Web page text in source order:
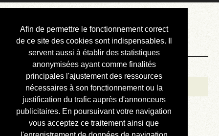
Afin de permettre le fonctionnement correct
de ce site des cookies sont indispensables. Il
servent aussi à établir des statistiques
anonymisées ayant comme finalités
principales l'ajustement des ressources
nécessaires à son fonctionnement ou la
justification du trafic auprès d'annonceurs
publicitaires. En poursuivant votre navigation
vous acceptez ce traitement ainsi que
Courbis, « LE »
Blog Officiel
Bienvenue
Réalisations
Divers (et d’été)
Annonces